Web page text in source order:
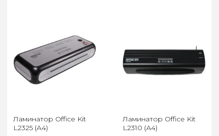
Ламинатор Office Kit
L2325 (A4)
Ламинатор Office Kit
L2310 (А4)